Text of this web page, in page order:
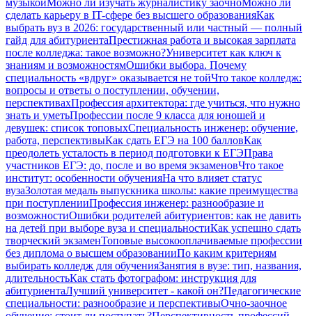
музыкойМожно ли изучать журналистику заочноМожно ли
сделать карьеру в IT-сфере без высшего образованияКак
выбрать вуз в 2026: государственный или частный — полный
гайд для абитуриентаПрестижная работа и высокая зарплата
после колледжа: такое возможно?Университет как ключ к
знаниям и возможностямОшибки выбора. Почему
специальность «вдруг» оказывается не тойЧто такое колледж:
вопросы и ответы о поступлении, обучении,
перспективахПрофессия архитектора: где учиться, что нужно
знать и уметьПрофессии после 9 класса для юношей и
девушек: список топовыхСпециальность инженер: обучение,
работа, перспективыКак сдать ЕГЭ на 100 балловКак
преодолеть усталость в период подготовки к ЕГЭПрава
участников ЕГЭ: до, после и во время экзаменовЧто такое
институт: особенности обученияНа что влияет статус
вузаЗолотая медаль выпускника школы: какие преимущества
при поступленииПрофессия инженер: разнообразие и
возможностиОшибки родителей абитуриентов: как не давить
на детей при выборе вуза и специальностиКак успешно сдать
творческий экзаменТоповые высокооплачиваемые профессии
без диплома о высшем образованииПо каким критериям
выбирать колледж для обученияЗанятия в вузе: тип, названия,
длительностьКак стать фотографом: инструкция для
абитуриентаЛучший университет - какой он?Педагогические
специальности: разнообразие и перспективыОчно-заочное